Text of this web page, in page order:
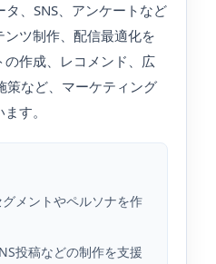
、SNS、アンケートなど
ツ制作、配信最適化を
作成、レコメンド、広
策など、マーケティング
す。
メントやペルソナを作
投稿などの制作を支援